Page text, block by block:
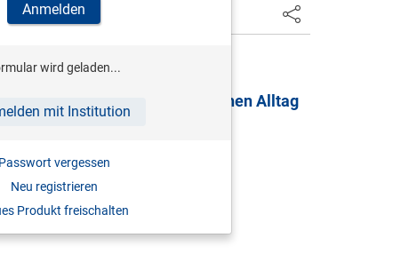
Anmelden
wird geladen...
mit Institution
Passwort vergessen
Neu registrieren
Produkt freischalten
und Betriebsrat im betrieblichen Alltag
978-3-7073-5475-1